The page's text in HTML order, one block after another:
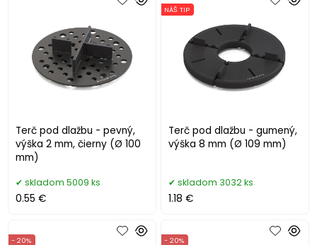
Terč pod dlažbu - pevný,
výška 2 mm, čierny (Ø 100
mm)
skladom 5009 ks
0.55 €
Terč pod dlažbu - gumený,
výška 8 mm (Ø 109 mm)
NÁŠ TIP
skladom 3032 ks
1.18 €
- 20% - 20%